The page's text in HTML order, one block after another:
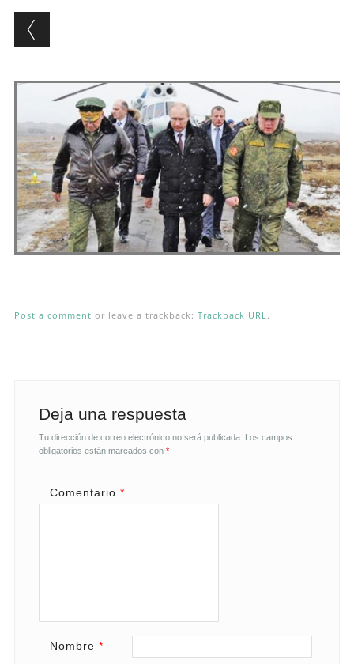
Post a comment or leave a trackback: Trackback URL .
Deja una respuesta
Tu dirección de correo electrónico no será publicada. Los campos
obligatorios están marcados con *
Comentario *
Nombre *